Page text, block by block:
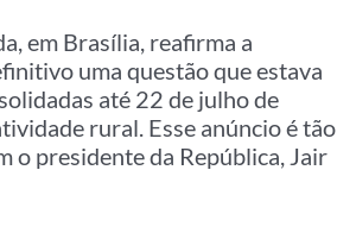
em Brasília, reafirma a
uma questão que estava
até 22 de julho de
rural. Esse anúncio é tão
o presidente da República, Jair